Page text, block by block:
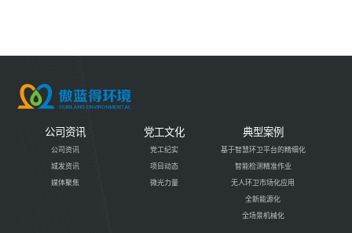
公司资讯
公司资讯
城发资讯
媒体聚焦
党工文化
党工纪实
项目动态
微光力量
典型案例
基于智慧环卫平台的精细化
智能检测精准作业
无人环卫市场化应用
全新能源化
全场景机械化